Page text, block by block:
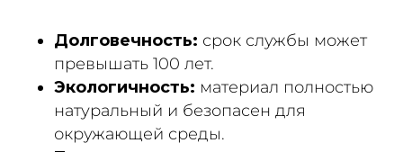
Долговечность: срок службы может
превышать 100 лет.
Экологичность: материал полностью
натуральный и безопасен для
окружающей среды.